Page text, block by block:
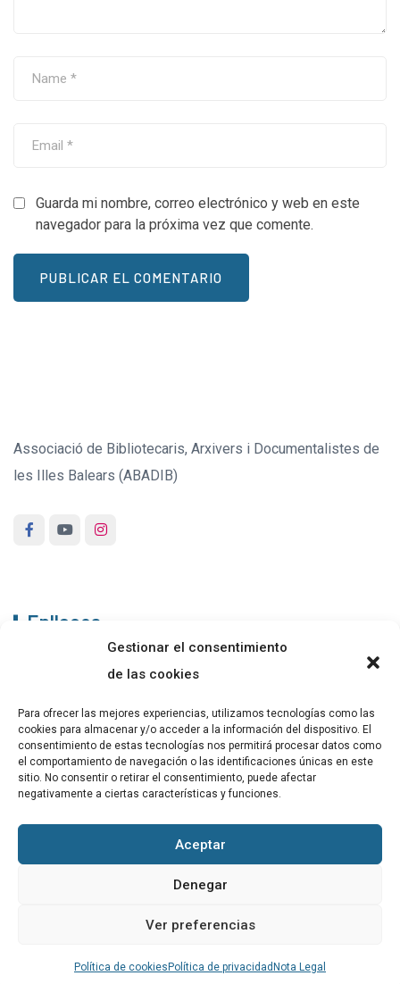
Gestionar el consentimiento
de las cookies
Para ofrecer las mejores experiencias, utilizamos tecnologías como las
cookies para almacenar y/o acceder a la información del dispositivo. El
consentimiento de estas tecnologías nos permitirá procesar datos como
el comportamiento de navegación o las identificaciones únicas en este
sitio. No consentir o retirar el consentimiento, puede afectar
negativamente a ciertas características y funciones.
Aceptar
Denegar
Ver preferencias
Política de cookies Política de privacidad Nota Legal
Guarda mi nombre, correo electrónico y web en este
navegador para la próxima vez que comente.
Associació de Bibliotecaris, Arxivers i Documentalistes de
les Illes Balears (ABADIB)
Enllaços
PUBLICACIONS
CONTACTE
Altres